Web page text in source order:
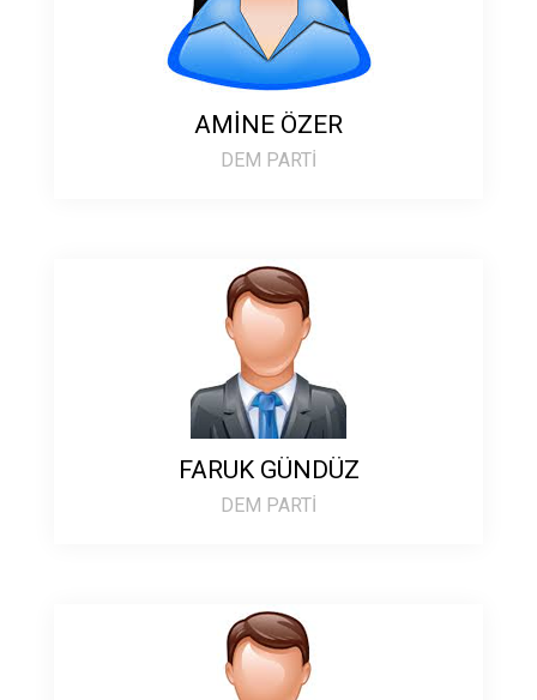
AMİNE ÖZER
DEM PARTİ
FARUK GÜNDÜZ
DEM PARTİ